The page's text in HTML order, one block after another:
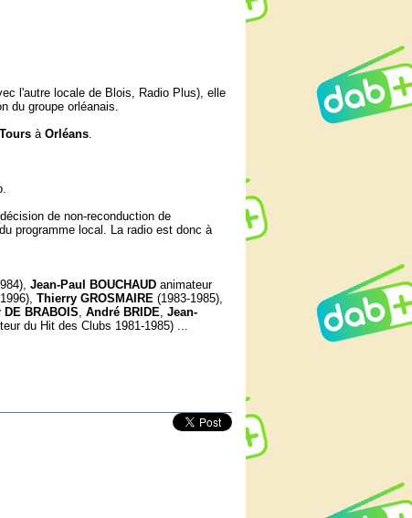
l'autre locale de Blois, Radio Plus), elle
du groupe orléanais.
Tours àOrléans.
de non-reconduction de
programme local. La radio est donc à
Jean-Paul BOUCHAUD animateur
Thierry GROSMAIRE (1983-1985),
BRABOIS, André BRIDE, Jean-
du Hit des Clubs 1981-1985) ...